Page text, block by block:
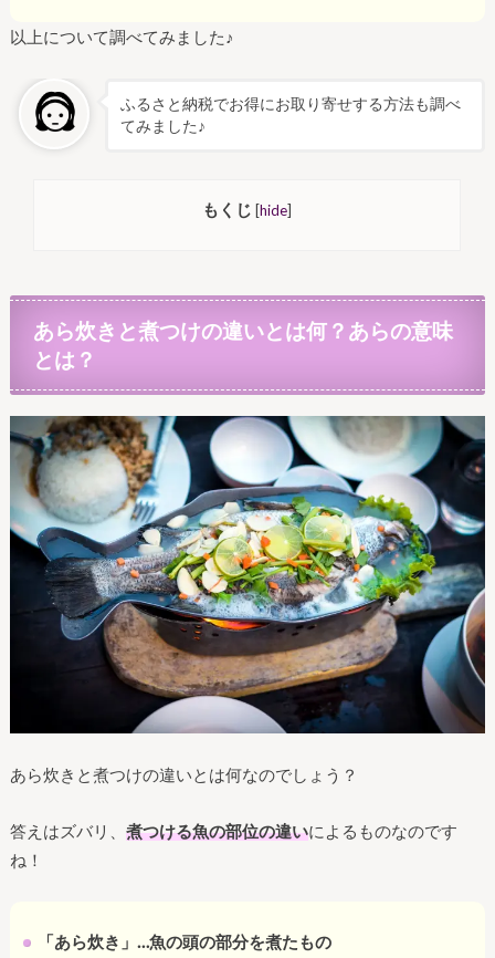
以上について調べてみました♪
ふるさと納税でお得にお取り寄せする方法も調べ
てみました♪
もくじ [hide]
あら炊きと煮つけの違いとは何？あらの意味
とは？
あら炊きと煮つけの違いとは何なのでしょう？
答えはズバリ、 煮つける魚の部位の違いによるものなのです
ね！
「あら炊き」…魚の頭の部分を煮たもの